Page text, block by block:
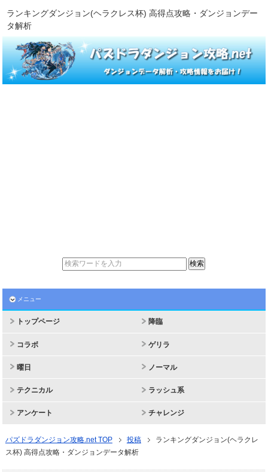
ランキングダンジョン(ヘラクレス杯) 高得点攻略・ダンジョンデー
タ解析
メニュー
トップページ 降臨
コラボ ゲリラ
曜日 ノーマル
テクニカル ラッシュ系
アンケート チャレンジ
パズドラダンジョン攻略.net TOP 投稿
ランキングダンジョン(ヘラクレ
ス杯) 高得点攻略・ダンジョンデータ解析